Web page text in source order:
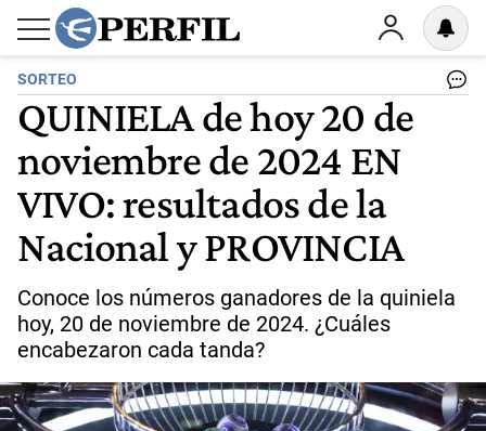
SORTEO
QUINIELA de hoy 20 de
noviembre de 2024 EN
VIVO: resultados de la
Nacional y PROVINCIA
Conoce los números ganadores de la quiniela
hoy, 20 de noviembre de 2024. ¿Cuáles
encabezaron cada tanda?